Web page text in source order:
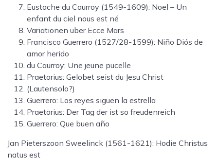
Eustache du Caurroy (1549-1609): Noel – Un
enfant du ciel nous est né
Variationen über Ecce Mars
Francisco Guerrero (1527/28-1599): Niño Diós de
amor herido
du Caurroy: Une jeune pucelle
Praetorius: Gelobet seist du Jesu Christ
(Lautensolo?)
Guerrero: Los reyes siguen la estrella
Praetorius: Der Tag der ist so freudenreich
Guerrero: Que buen año
Jan Pieterszoon Sweelinck (1561-1621): Hodie Christus
natus est